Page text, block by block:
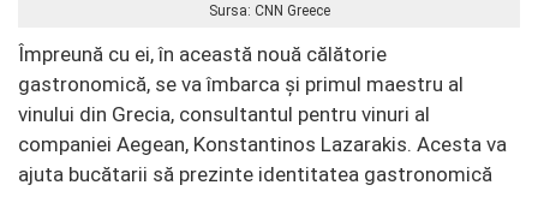
Sursa: CNN Greece
Împreună cu ei, în această nouă călătorie
gastronomică, se va îmbarca și primul maestru al
vinului din Grecia, consultantul pentru vinuri al
companiei Aegean, Konstantinos Lazarakis. Acesta va
ajuta bucătarii să prezinte identitatea gastronomică